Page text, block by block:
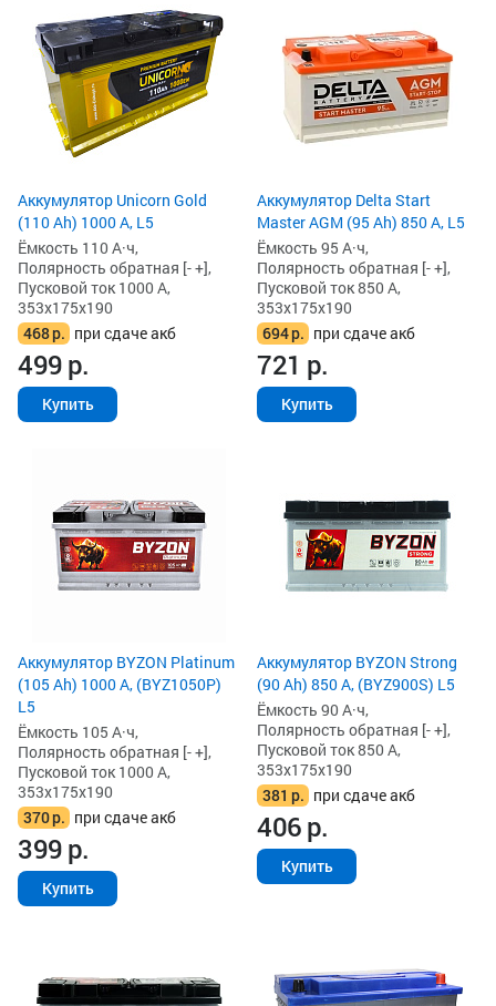
Аккумулятор Unicorn Gold
(110 Ah) 1000 А, L5
Ёмкость 110 А·ч,
Полярность обратная [- +],
Пусковой ток 1000 А,
353x175x190
468р. при сдаче акб
499р.
Купить
Аккумулятор Delta Start
Master AGM (95 Ah) 850 А, L5
Ёмкость 95 А·ч,
Полярность обратная [- +],
Пусковой ток 850 А,
353x175x190
694р. при сдаче акб
721 р.
Купить
Аккумулятор BYZON Platinum
(105 Ah) 1000 А, (BYZ1050P)
L5
Ёмкость 105 А·ч,
Полярность обратная [- +],
Пусковой ток 1000 А,
353x175x190
370р. при сдаче акб
399р.
Купить
Аккумулятор BYZON Strong
(90 Ah) 850 А, (BYZ900S) L5
Ёмкость 90 А·ч,
Полярность обратная [- +],
Пусковой ток 850 А,
353x175x190
381 р. при сдаче акб
406р.
Купить